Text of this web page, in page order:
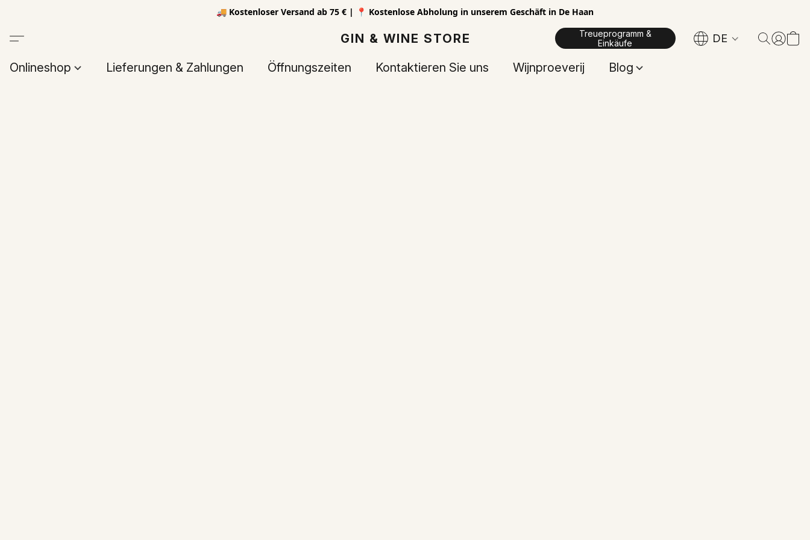
🚚 Kostenloser Versand ab 75 € | 📍 Kostenlose Abholung in unserem Geschäft in De Haan
GIN & WINE STORE
Treueprogramm &
Einkäufe
DE
Onlineshop Lieferungen & Zahlungen Öffnungszeiten Kontaktieren Sie uns Wijnproeverij Blog